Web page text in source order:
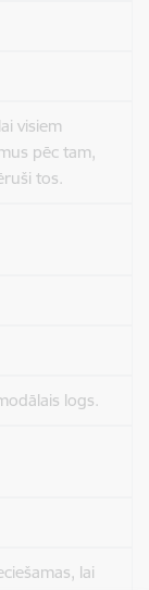
visiem
pēc tam,
tos.
logs.
lai